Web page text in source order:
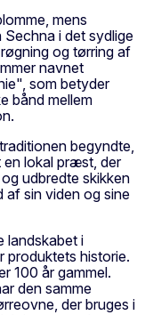
mens
i det sydlige
og tørring af
navnet
som betyder
bånd mellem
begyndte,
en lokal præst, der
udbredte skikken
af sin viden og sine
landskabet i
produktets historie.
100 år gammel.
den samme
der bruges i